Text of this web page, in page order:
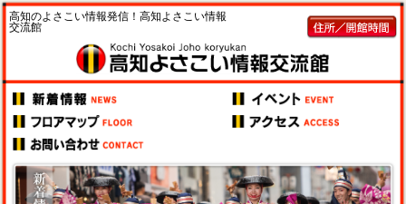
高知のよさこい情報発信！高知よさこい情報
交流館